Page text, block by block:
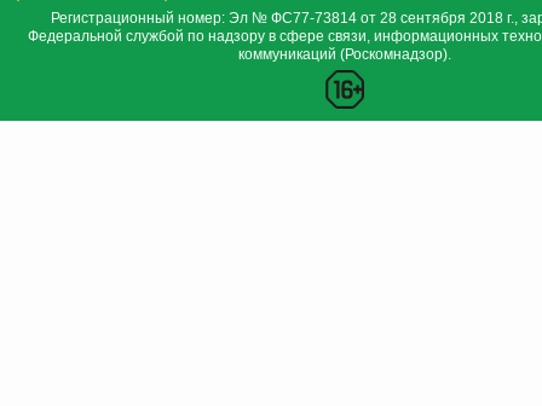
Регистрационный номер: Эл № ФС77-73814 от 28 сентября 2018 г.,
Федеральной службой по надзору в сфере связи, информационных
коммуникаций (Роскомнадзор).